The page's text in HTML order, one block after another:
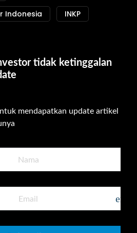
Indonesia
INKP
tidak ketinggalan
mendapatkan update artikel